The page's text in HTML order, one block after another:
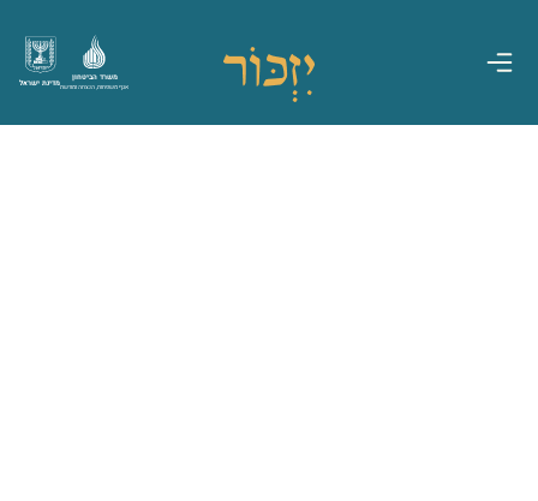
מדינת ישראל
משרד הביטחון
אגף משפחות, הנצחה ומורשת